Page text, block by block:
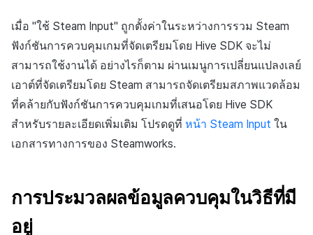
เมื่อ "ใช้ Steam Input" ถูกตั้งค่าในระหว่างการรวม Steam
ฟังก์ชันการควบคุมเกมที่จัดเตรียมโดย Hive SDK จะไม่
สามารถใช้งานได้ อย่างไรก็ตาม ผ่านเมนูการเปลี่ยนแปลงเลย์
เอาต์ที่จัดเตรียมโดย Steam สามารถจัดเตรียมสภาพแวดล้อม
ที่คล้ายกับฟังก์ชันการควบคุมเกมที่เสนอโดย Hive SDK
สำหรับรายละเอียดเพิ่มเติม โปรดดูที่ หน้า Steam Input ใน
เอกสารทางการของ Steamworks.
การประมวลผลข้อมูลควบคุมในวิธีที่มี
อยู่